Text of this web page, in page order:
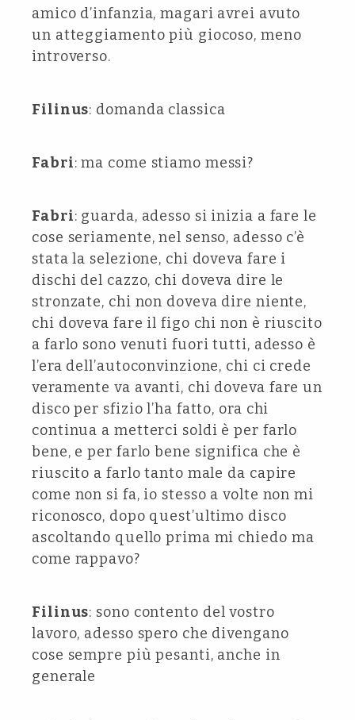
amico d’infanzia, magari avrei avuto
un atteggiamento più giocoso, meno
introverso.
Filinus: domanda classica
Fabri: ma come stiamo messi?
Fabri: guarda, adesso si inizia a fare le
cose seriamente, nel senso, adesso c’è
stata la selezione, chi doveva fare i
dischi del cazzo, chi doveva dire le
stronzate, chi non doveva dire niente,
chi doveva fare il figo chi non è riuscito
a farlo sono venuti fuori tutti, adesso è
l’era dell’autoconvinzione, chi ci crede
veramente va avanti, chi doveva fare un
disco per sfizio l’ha fatto, ora chi
continua a metterci soldi è per farlo
bene, e per farlo bene significa che è
riuscito a farlo tanto male da capire
come non si fa, io stesso a volte non mi
riconosco, dopo quest’ultimo disco
ascoltando quello prima mi chiedo ma
come rappavo?
Filinus: sono contento del vostro
lavoro, adesso spero che divengano
cose sempre più pesanti, anche in
generale